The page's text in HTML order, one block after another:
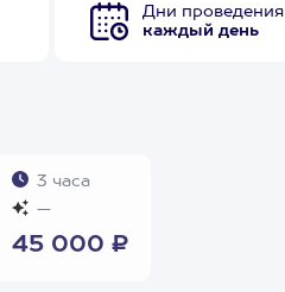
Дни проведения
каждый день
3 часа
—
45 000 ₽